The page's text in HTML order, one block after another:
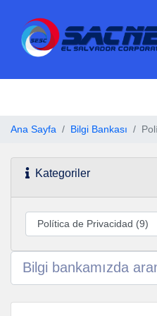
Ana Sayfa Bilgi Bankası
Kategoriler